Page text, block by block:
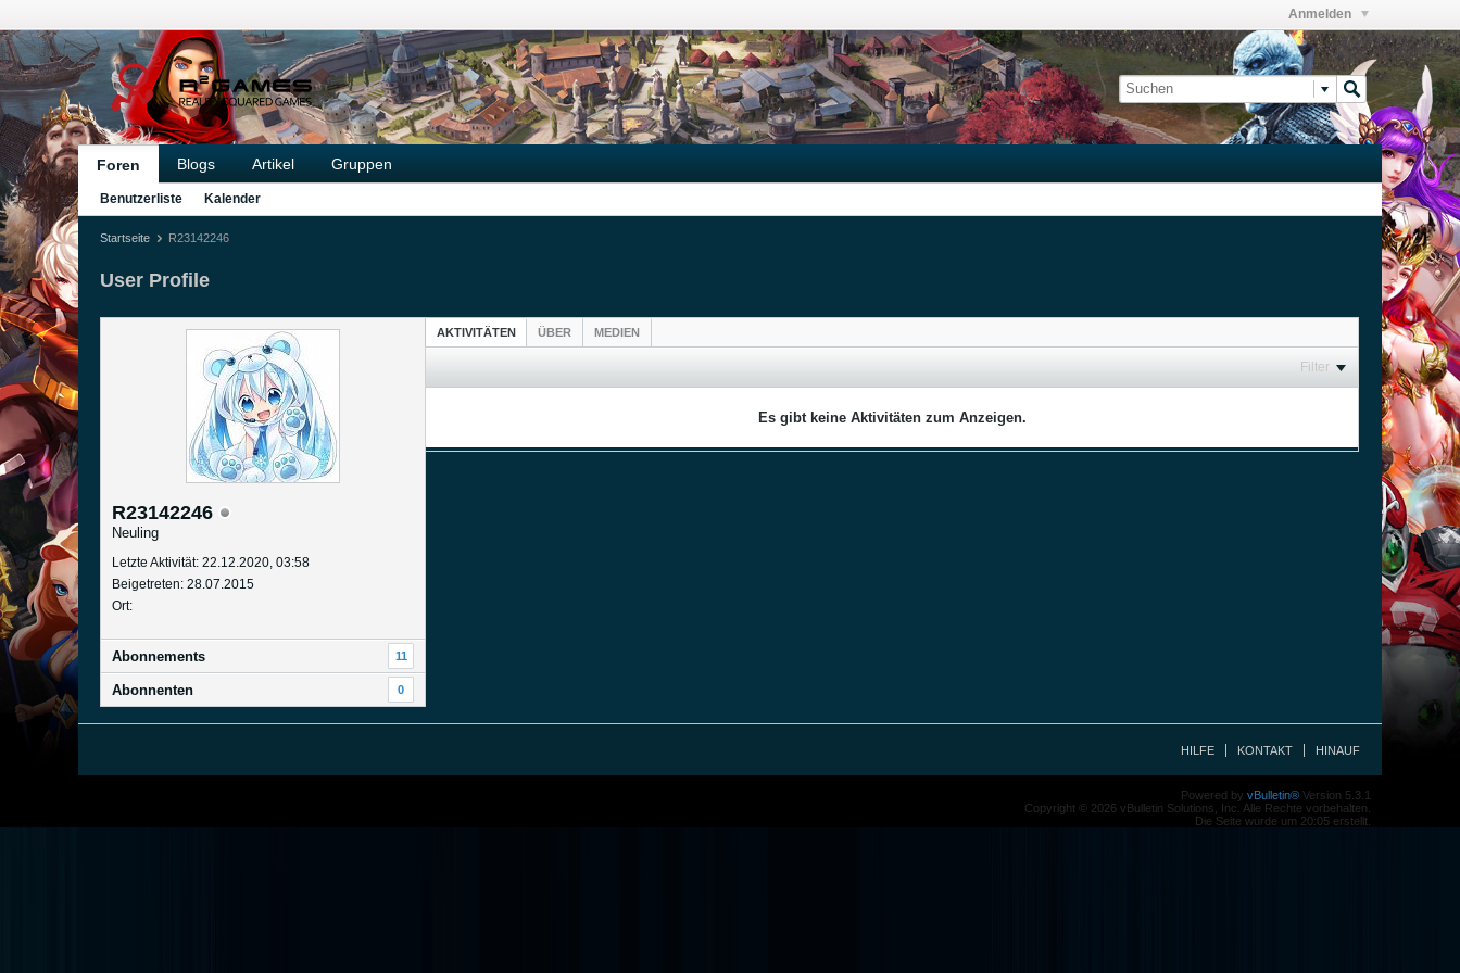
Anmelden
Foren Blogs Artikel Gruppen
Benutzerliste Kalender
Startseite R23142246
User Profile
R23142246
Neuling
Letzte Aktivität: 22.12.2020, 03:58
Beigetreten: 28.07.2015
Ort:
Abonnements 11
Abonnenten 0
AKTIVITÄTEN ÜBER MEDIEN
Filter
Es gibt keine Aktivitäten zum Anzeigen.
HILFE KONTAKT HINAUF
Powered by vBulletin® Version 5.3.1
Copyright © 2026 vBulletin Solutions, Inc. Alle Rechte vorbehalten.
Die Seite wurde um 20:05 erstellt.